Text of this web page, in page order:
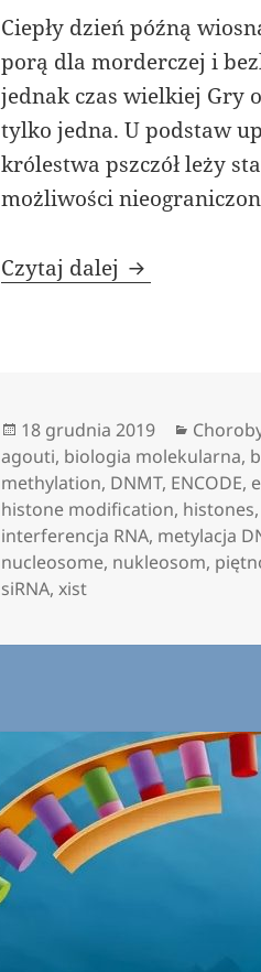
Ciepły dzień późną
porą dla morderczej i
jednak czas wielkiej Gry
tylko jedna. U podstaw
królestwa pszczół leży
możliwości
Czytaj dalej
Data
publikacji
18 grudnia 2019
agouti, biologia molekularna,
methylation, DNMT, ENCODE,
histone modification, histones,
interferencja RNA, metylacja
nucleosome, nukleosom,
siRNA,xist